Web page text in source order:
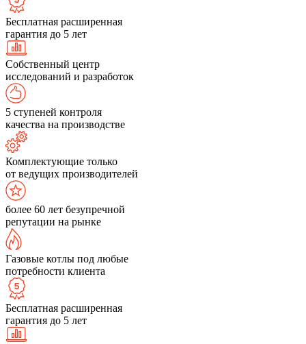
Бесплатная расширенная
гарантия до 5 лет
Собственный центр
исследований и разработок
5 ступеней контроля
качества на производстве
Комплектующие только
от ведущих производителей
более 60 лет безупречной
репутации на рынке
Газовые котлы под любые
потребности клиента
Бесплатная расширенная
гарантия до 5 лет